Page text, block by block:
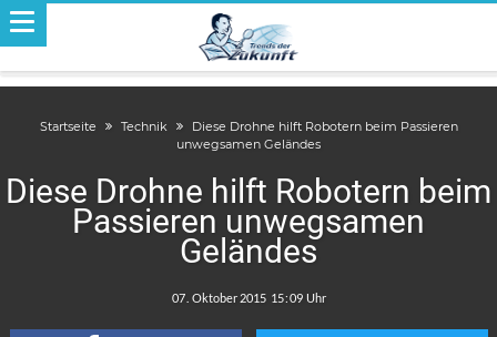
Startseite Technik
Diese Drohne hilft Robotern beim Passieren
unwegsamen Geländes
Diese Drohne hilft Robotern beim
Passieren unwegsamen
Geländes
: